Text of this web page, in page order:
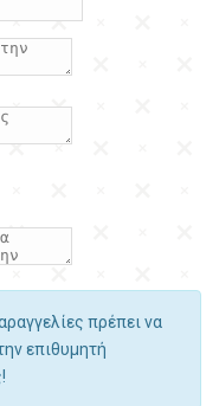
πρέπει να
επιθυμητή